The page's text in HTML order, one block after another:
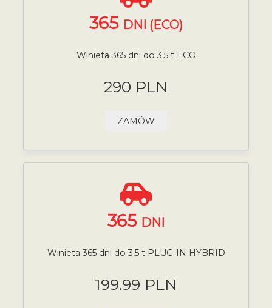
365 DNI (ECO)
Winieta 365 dni do 3,5 t ECO
290 PLN
ZAMÓW
365 DNI
Winieta 365 dni do 3,5 t PLUG-IN HYBRID
199.99 PLN